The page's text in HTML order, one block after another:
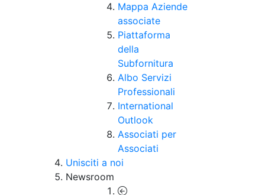
Mappa Aziende
associate
Piattaforma
della
Subfornitura
Albo Servizi
Professionali
International
Outlook
Associati per
Associati
Unisciti a noi
Newsroom